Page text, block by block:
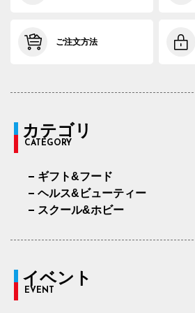
ご注文方法
カテゴリ
CATEGORY
ギフト&フード
ヘルス&ビューティー
スクール&ホビー
イベント
EVENT